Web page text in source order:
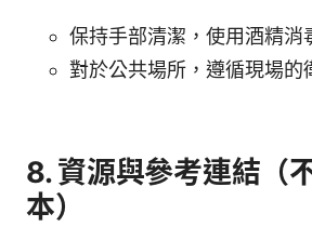
保持手部清潔，使用酒精消
對於公共場所，遵循現場的
8. 資源與參考連結（
本）